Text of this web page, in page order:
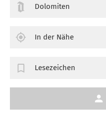
Dolomiten
In der Nähe
Lesezeichen